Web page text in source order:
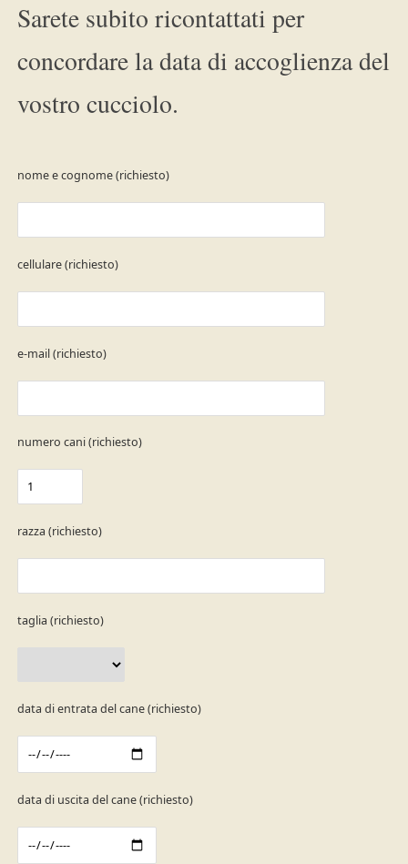
Sarete subito ricontattati per
concordare la data di accoglienza del
vostro cucciolo.
nome e cognome (richiesto)
cellulare (richiesto)
e-mail (richiesto)
numero cani (richiesto)
razza (richiesto)
taglia (richiesto)
data di entrata del cane (richiesto)
data di uscita del cane (richiesto)